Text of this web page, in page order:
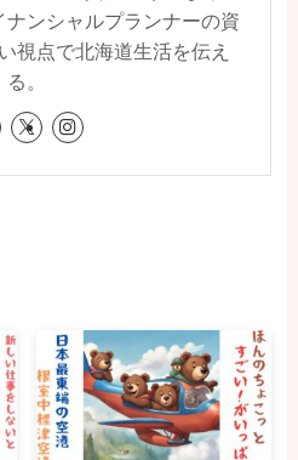
ナンシャルプランナーの資
視点で北海道生活を伝え
る。